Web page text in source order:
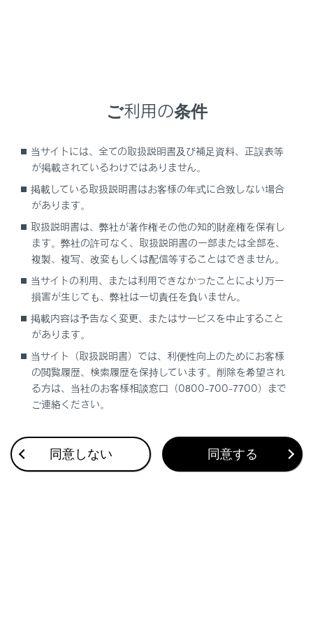
登録がありません
ブックマーク
個人情報の取扱いについて
サイト利用について
©2024 TOYOTA MOTOR CORPORATION
ご利用の条件
当サイトには、全ての取扱説明書及び補足資料、正誤表等
が掲載されているわけではありません。
掲載している取扱説明書はお客様の年式に合致しない場合
があります。
取扱説明書は、弊社が著作権その他の知的財産権を保有し
ます。弊社の許可なく、取扱説明書の一部または全部を、
複製、複写、改変もしくは配信等することはできません。
当サイトの利用、または利用できなかったことにより万一
損害が生じても、弊社は一切責任を負いません。
掲載内容は予告なく変更、またはサービスを中止すること
があります。
当サイト（取扱説明書）では、利便性向上のためにお客様
の閲覧履歴、検索履歴を保持しています。削除を希望され
る方は、当社のお客様相談窓口（0800-700-7700）まで
ご連絡ください。
同意しない 同意する